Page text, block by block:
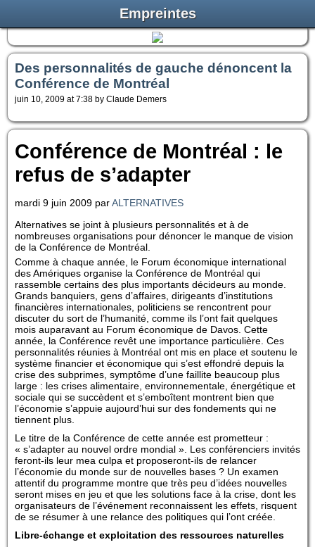
Empreintes
Des personnalités de gauche dénoncent la
Conférence de Montréal
juin 10, 2009 at 7:38 by Claude Demers
Conférence de Montréal : le
refus de s’adapter
mardi 9 juin 2009 parALTERNATIVES
Alternatives se joint à plusieurs personnalités et à de
nombreuses organisations pour dénoncer le manque de vision
de la Conférence de Montréal.
Comme à chaque année, le Forum économique international
des Amériques organise la Conférence de Montréal qui
rassemble certains des plus importants décideurs au monde.
Grands banquiers, gens d’affaires, dirigeants d’institutions
financières internationales, politiciens se rencontrent pour
discuter du sort de l’humanité, comme ils l’ont fait quelques
mois auparavant au Forum économique de Davos. Cette
année, la Conférence revêt une importance particulière. Ces
personnalités réunies à Montréal ont mis en place et soutenu le
système financier et économique qui s’est effondré depuis la
crise des subprimes, symptôme d’une faillite beaucoup plus
large : les crises alimentaire, environnementale, énergétique et
sociale qui se succèdent et s’emboîtent montrent bien que
l’économie s’appuie aujourd’hui sur des fondements qui ne
tiennent plus.
Le titre de la Conférence de cette année est prometteur :
« s’adapter au nouvel ordre mondial ». Les conférenciers invités
feront-ils leur mea culpa et proposeront-ils de relancer
l’économie du monde sur de nouvelles bases ? Un examen
attentif du programme montre que très peu d’idées nouvelles
seront mises en jeu et que les solutions face à la crise, dont les
organisateurs de l’événement reconnaissent les effets, risquent
de se résumer à une relance des politiques qui l’ont créée.
Libre-échange et exploitation des ressources naturelles